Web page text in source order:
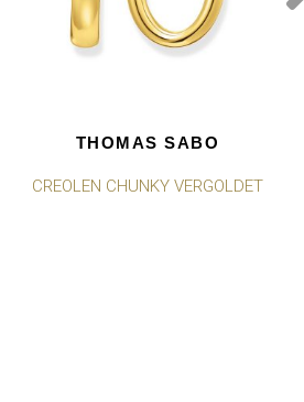
THOMAS SABO
CREOLEN CHUNKY VERGOLDET